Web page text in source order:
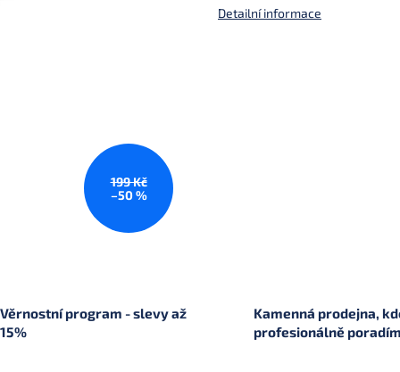
199 Kč
–50 %
Detailní informace
Věrnostní program - slevy až
15%
Kamenná prodejna,
profesionálně